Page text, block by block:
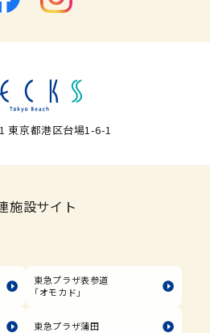
東京都港区台場1-6-1
施設サイト
東急プラザ表参道
「オモカド」
東急プラザ蒲田